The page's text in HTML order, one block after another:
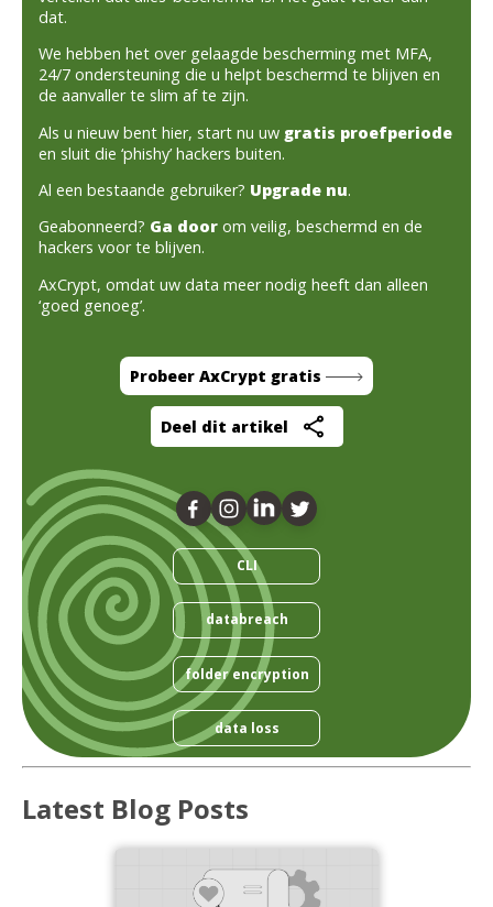
dat.
We hebben het over gelaagde bescherming met MFA,
24/7 ondersteuning die u helpt beschermd te blijven en
de aanvaller te slim af te zijn.
Als u nieuw bent hier, start nu uw gratis proefperiode
en sluit die ‘phishy’ hackers buiten.
Al een bestaande gebruiker? Upgrade nu.
Geabonneerd? Ga door om veilig, beschermd en de
hackers voor te blijven.
AxCrypt, omdat uw data meer nodig heeft dan alleen
‘goed genoeg’.
Probeer AxCrypt gratis
Deel dit artikel
CLI
databreach
folder encryption
data loss
Latest Blog Posts